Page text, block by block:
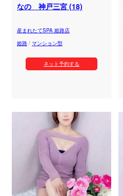
なの 神戸三宮 (18)
産まれたてSPA 姫路店
姫路 / マンション型
ネット予約する